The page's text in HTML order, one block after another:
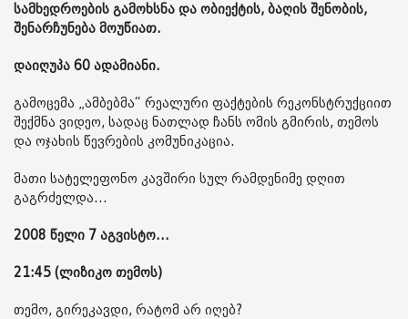
სამხედროების გამოხსნა და ობიექტის, ბაღის შენობის,
შენარჩუნება მოუწიათ.
დაიღუპა 60 ადამიანი.
გამოცემა „ამბებმა“ რეალური ფაქტების რეკონსტრუქციით
შექმნა ვიდეო, სადაც ნათლად ჩანს ომის გმირის, თემოს
და ოჯახის წევრების კომუნიკაცია.
მათი სატელეფონო კავშირი სულ რამდენიმე დღით
გაგრძელდა...
2008 წელი 7 აგვისტო...
21:45 (ლიზიკო თემოს)
თემო, გირეკავდი, რატომ არ იღებ?